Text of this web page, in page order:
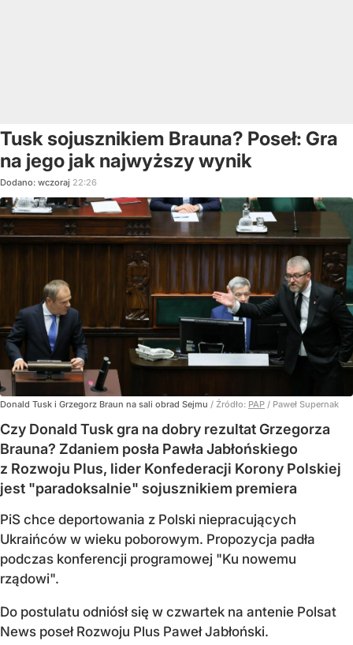
Tusk sojusznikiem Brauna? Poseł: Gra
na jego jak najwyższy wynik
Dodano: wczoraj 22:26
Donald Tusk i Grzegorz Braun na sali obrad Sejmu / Źródło: PAP / Paweł Supernak
Czy Donald Tusk gra na dobry rezultat Grzegorza
Brauna? Zdaniem posła Pawła Jabłońskiego
z Rozwoju Plus, lider Konfederacji Korony Polskiej
jest "paradoksalnie" sojusznikiem premiera
PiS chce deportowania z Polski niepracujących
Ukraińców w wieku poborowym. Propozycja padła
podczas konferencji programowej "Ku nowemu
rządowi".
Do postulatu odniósł się w czwartek na antenie Polsat
News poseł Rozwoju Plus Paweł Jabłoński.